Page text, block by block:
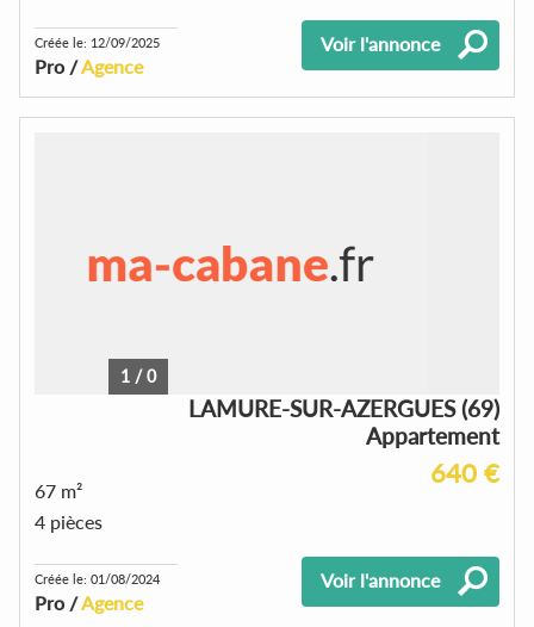
Créée le: 12/09/2025
Pro /Agence
Voir l'annonce
1 /0
LAMURE-SUR-AZERGUES (69)
Appartement
640 €
67 m²
4 pièces
Créée le: 01/08/2024
Pro /Agence
Voir l'annonce